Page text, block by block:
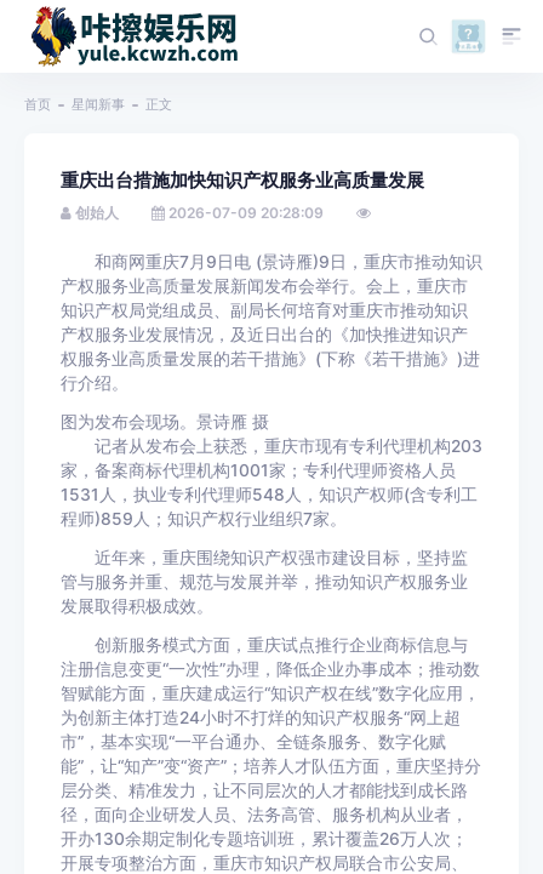
首页 星闻新事 正文
重庆出台措施加快知识产权服务业高质量发展
创始人 2026-07-09 20:28:09
和商网重庆7月9日电 (景诗雁)9日，重庆市推动知识
产权服务业高质量发展新闻发布会举行。会上，重庆市
知识产权局党组成员、副局长何培育对重庆市推动知识
产权服务业发展情况，及近日出台的《加快推进知识产
权服务业高质量发展的若干措施》(下称《若干措施》)进
行介绍。
图为发布会现场。景诗雁 摄
记者从发布会上获悉，重庆市现有专利代理机构203
家，备案商标代理机构1001家；专利代理师资格人员
1531人，执业专利代理师548人，知识产权师(含专利工
程师)859人；知识产权行业组织7家。
近年来，重庆围绕知识产权强市建设目标，坚持监
管与服务并重、规范与发展并举，推动知识产权服务业
发展取得积极成效。
创新服务模式方面，重庆试点推行企业商标信息与
注册信息变更“一次性”办理，降低企业办事成本；推动数
智赋能方面，重庆建成运行“知识产权在线”数字化应用，
为创新主体打造24小时不打烊的知识产权服务“网上超
市”，基本实现“一平台通办、全链条服务、数字化赋
能”，让“知产”变“资产”；培养人才队伍方面，重庆坚持分
层分类、精准发力，让不同层次的人才都能找到成长路
径，面向企业研发人员、法务高管、服务机构从业者，
开办130余期定制化专题培训班，累计覆盖26万人次；
开展专项整治方面，重庆市知识产权局联合市公安局、